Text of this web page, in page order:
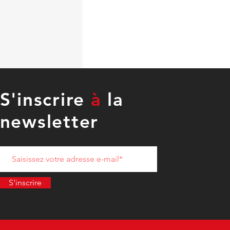
: et si l’archipel
en Guadeloupe,
exemplaire ?
S'inscrire à la
newsletter
S'inscrire